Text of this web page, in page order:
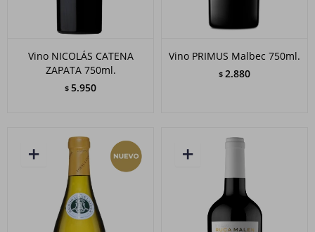
Vino NICOLÁS CATENA
ZAPATA 750ml.
$ 5.950
Vino PRIMUS Malbec 750ml.
$ 2.880